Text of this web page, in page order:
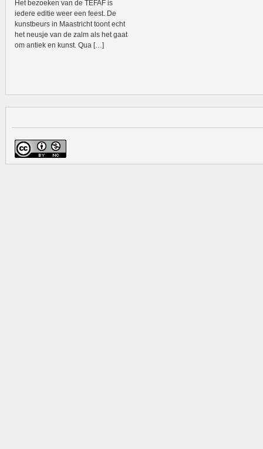
Het bezoeken van de TEFAF is
iedere editie weer een feest. De
kunstbeurs in Maastricht toont echt
het neusje van de zalm als het gaat
om antiek en kunst. Qua […]